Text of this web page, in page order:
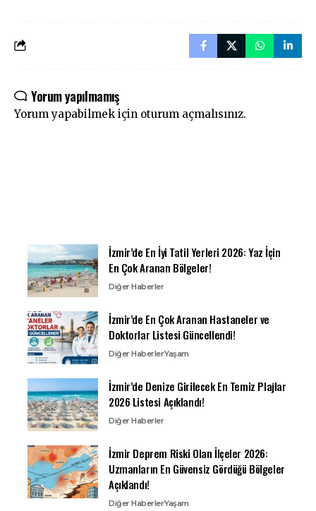
Yorum yapılmamış
Yorum yapabilmek için oturum açmalısınız.
İzmir’de En İyi Tatil Yerleri 2026: Yaz İçin
En Çok Aranan Bölgeler!
Diğer Haberler
İzmir’de En Çok Aranan Hastaneler ve
Doktorlar Listesi Güncellendi!
Diğer HaberlerYaşam
İzmir’de Denize Girilecek En Temiz Plajlar
2026 Listesi Açıklandı!
Diğer Haberler
İzmir Deprem Riski Olan İlçeler 2026:
Uzmanların En Güvensiz Gördüğü Bölgeler
Açıklandı!
Diğer HaberlerYaşam